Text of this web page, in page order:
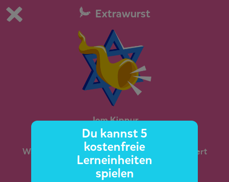
Du spielst die kostenfreie Testversion von scoyo.
Jetzt bestellen
0 1
Extrawurst
Jom Kippur
Was an Jom Kippur, dem Versöhnungsfest, gefeiert
wird und wie es abläuft, erfährst du hier.
Du kannst 5
kostenfreie
Lerneinheiten
spielen